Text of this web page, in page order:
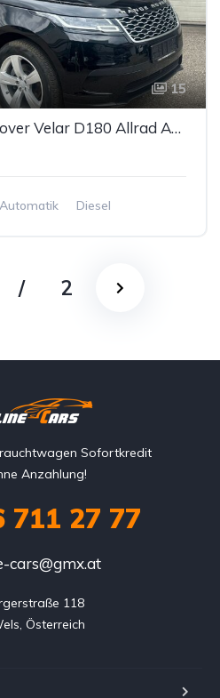
15
Land Rover Range Rover Velar D180 Allrad Aut.
Automatik
Diesel
/ 2
Sofortkredit
Anzahlung!
711 27 77
cars@gmx.at
118
Österreich